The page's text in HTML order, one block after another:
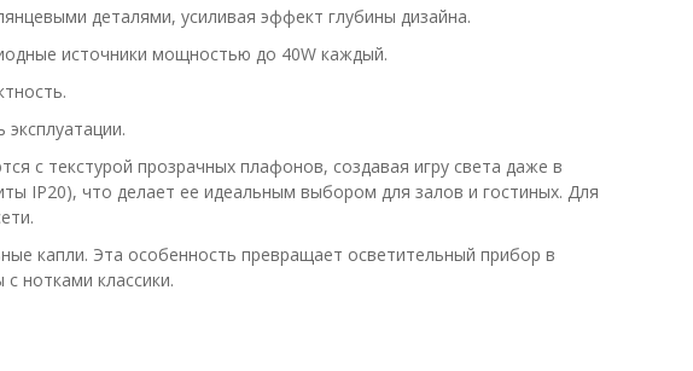
деталями, усиливая эффект глубины дизайна.
источники мощностью до 40W каждый.
с текстурой прозрачных плафонов, создавая игру света даже в
IP20), что делает ее идеальным выбором для залов и гостиных. Для
капли. Эта особенность превращает осветительный прибор в
нотками классики.